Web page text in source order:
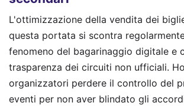
L'ottimizzazione della vendita dei
questa portata si scontra
fenomeno del bagarinaggio digitale e
trasparenza dei circuiti non ufficiali.
organizzatori perdere il controllo del
eventi per non aver blindato gli